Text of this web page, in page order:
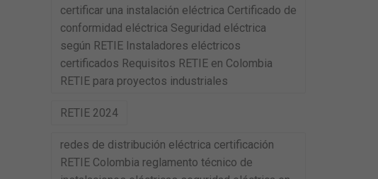
certificar una instalación eléctrica Certificado de
conformidad eléctrica Seguridad eléctrica
según RETIE Instaladores eléctricos
certificados Requisitos RETIE en Colombia
RETIE para proyectos industriales
RETIE 2024
redes de distribución eléctrica certificación
RETIE Colombia reglamento técnico de